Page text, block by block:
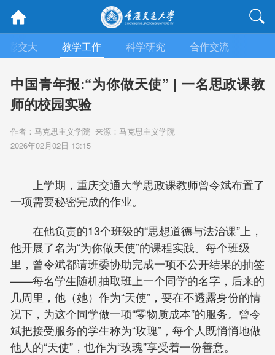
彩交大 教学工作 科学研究 合作交流
中国青年报:“为你做天使” | 一名思政课教
师的校园实验
作者：马克思主义学院 来源：马克思主义学院
2026年02月02日 13:15
上学期，重庆交通大学思政课教师曾令斌布置了
一项需要秘密完成的作业。
在他负责的13个班级的“思想道德与法治课”上，
他开展了名为“为你做天使”的课程实践。每个班级
里，曾令斌都请班委协助完成一项不公开结果的抽签
——每名学生随机抽取班上一个同学的名字，后来的
几周里，他（她）作为“天使”，要在不透露身份的情
况下，为这个同学做一项“零物质成本”的服务。曾令
斌把接受服务的学生称为“玫瑰”，每个人既悄悄地做
他人的“天使”，也作为“玫瑰”享受着一份善意。